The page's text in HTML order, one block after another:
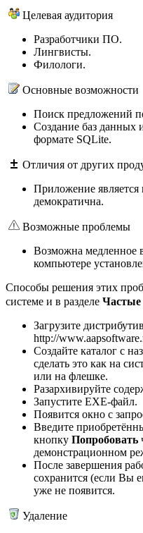
Целевая аудитория
Разработчики ПО.
Лингвисты.
Филологи.
Основные возможности
Поиск предложений
Создание баз данных
формате SQLite.
Отличия от других
Приложение
демократична.
Возможные проблемы
Возможна медленное
компьютере
Способы решения этих
системе и в разделе Частые
Загрузите
http://
Создайте каталог с
сделать это как на
или на флешке.
Разархивируйте
Запустите EXE-файл.
Появится окно с
Введите
кнопку Попробовать
демонстрационном
После завершения
сохранится (если Вы
уже не появится.
Удаление